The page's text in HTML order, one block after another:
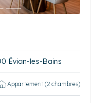
Évian-les-Bains
Appartement (2 chambres)